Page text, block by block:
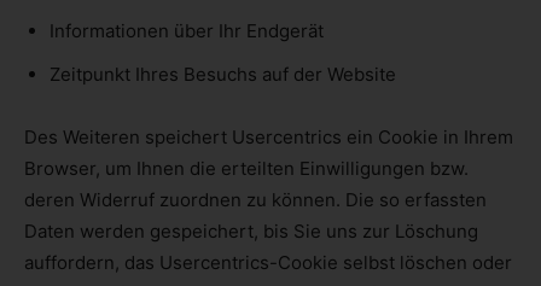
Informationen über Ihr Endgerät
Zeitpunkt Ihres Besuchs auf der Website
Des Weiteren speichert Usercentrics ein Cookie in Ihrem
Browser, um Ihnen die erteilten Einwilligungen bzw.
deren Widerruf zuordnen zu können. Die so erfassten
Daten werden gespeichert, bis Sie uns zur Löschung
auffordern, das Usercentrics-Cookie selbst löschen oder